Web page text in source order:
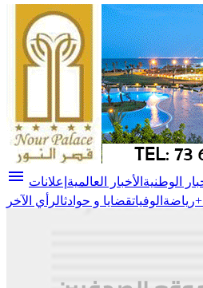
menu الوطنية الأخبار العالمية إعلانات
رياضة الوفياتقضايا و حوادثالرأي الآخر